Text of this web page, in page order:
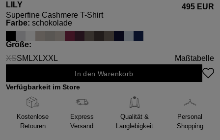
LILY
Superfine Cashmere T-Shirt
495 EUR
Farbeauswählen
: schokolade
Größeauswählen
:
XS
(Diese Option ist zurzeit nicht verfügbar.)
SM LXLXXL Maßtabelle
In den Warenkorb
Verfügbarkeit im Store
Kostenlose
Retouren
Express
Versand
Qualität &
Langlebigkeit
Personal
Shopping